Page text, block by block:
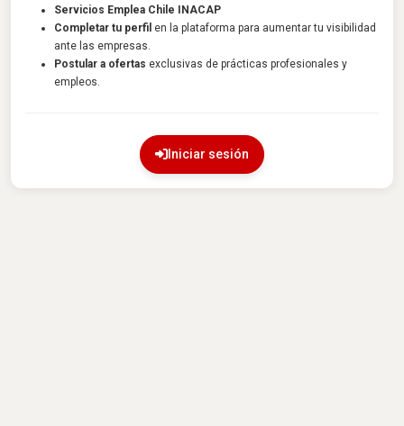
Servicios Emplea Chile INACAP
Completar tu perfil en la plataforma para aumentar tu visibilidad
ante las empresas.
Postular a ofertas exclusivas de prácticas profesionales y
empleos.
Iniciar sesión